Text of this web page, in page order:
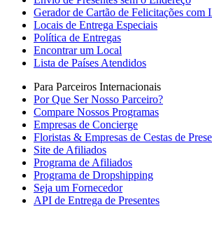
Gerador de Cartão de Felicitações com
Locais de Entrega Especiais
Política de Entregas
Encontrar um Local
Lista de Países Atendidos
Para Parceiros Internacionais
Por Que Ser Nosso Parceiro?
Compare Nossos Programas
Empresas de Concierge
Floristas & Empresas de Cestas de
Site de Afiliados
Programa de Afiliados
Programa de Dropshipping
Seja um Fornecedor
API de Entrega de Presentes